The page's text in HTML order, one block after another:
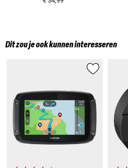
Dit zou je ook kunnen interesseren